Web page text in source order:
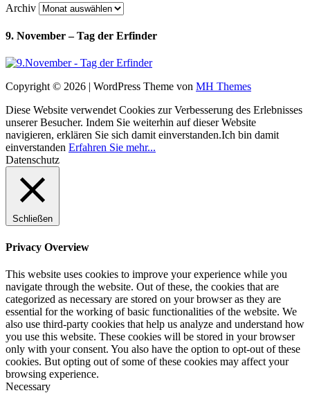
Archiv
9. November – Tag der Erfinder
Copyright © 2026 | WordPress Theme von MH Themes
Diese Website verwendet Cookies zur Verbesserung des Erlebnisses
unserer Besucher. Indem Sie weiterhin auf dieser Website
navigieren, erklären Sie sich damit einverstanden.Ich bin damit
einverstanden Erfahren Sie mehr...
Datenschutz
Schließen
Privacy Overview
This website uses cookies to improve your experience while you
navigate through the website. Out of these, the cookies that are
categorized as necessary are stored on your browser as they are
essential for the working of basic functionalities of the website. We
also use third-party cookies that help us analyze and understand how
you use this website. These cookies will be stored in your browser
only with your consent. You also have the option to opt-out of these
cookies. But opting out of some of these cookies may affect your
browsing experience.
Necessary